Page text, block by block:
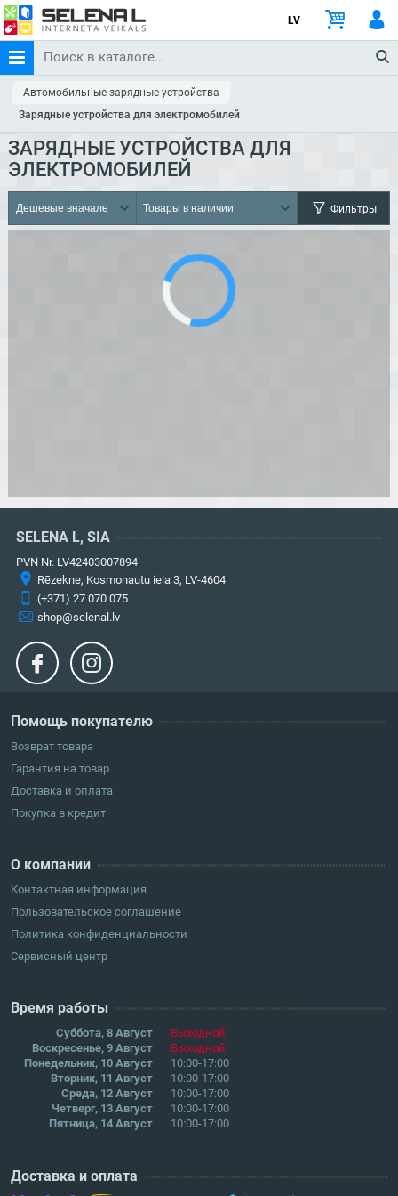
LV
Автомобильные зарядные устройства
Зарядные устройства для электромобилей
ЗАРЯДНЫЕ УСТРОЙСТВА ДЛЯ
ЭЛЕКТРОМОБИЛЕЙ
Фильтры
Помощь покупателю
Возврат товара
Гарантия на товар
Доставка и оплата
Покупка в кредит
О компании
Контактная информация
Пользовательское соглашение
Политика конфиденциальности
Сервисный центр
Время работы
Суббота, 8 Август
Выходной
Воскресенье, 9 Август
Выходной
Понедельник, 10 Август
10:00-17:00
Вторник, 11 Август
10:00-17:00
Среда, 12 Август
10:00-17:00
Четверг, 13 Август
10:00-17:00
Пятница, 14 Август
10:00-17:00
Доставка и оплата
SELENA L, SIA
PVN Nr. LV42403007894
Rēzekne, Kosmonautu iela 3, LV-4604
(+371) 27 070 075
shop@selenal.lv